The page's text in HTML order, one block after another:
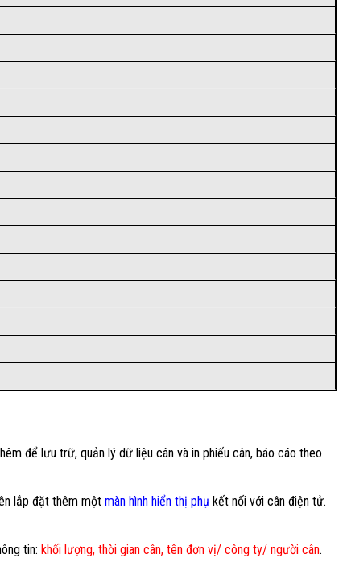
để lưu trữ, quản lý dữ liệu cân và in phiếu cân, báo cáo theo
lắp đặt thêm một màn hình hiển thị phụ kết nối với cân điện tử.
tin: khối lượng, thời gian cân, tên đơn vị/ công ty/ người cân.